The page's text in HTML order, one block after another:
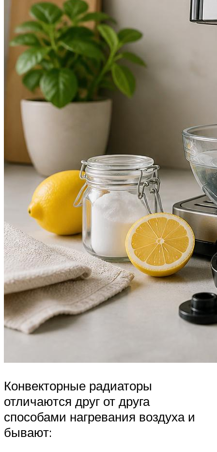
Конвекторные радиаторы
отличаются друг от друга
способами нагревания воздуха и
бывают: